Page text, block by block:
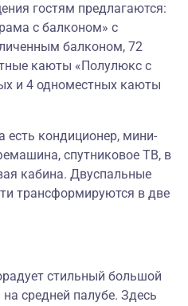
гостям предлагаются:
с балконом» с
балконом, 72
каюты «Полулюкс с
и 4 одноместных каюты
есть кондиционер, мини-
спутниковое ТВ, в
кабина. Двуспальные
трансформируются в две
стильный большой
средней палубе. Здесь